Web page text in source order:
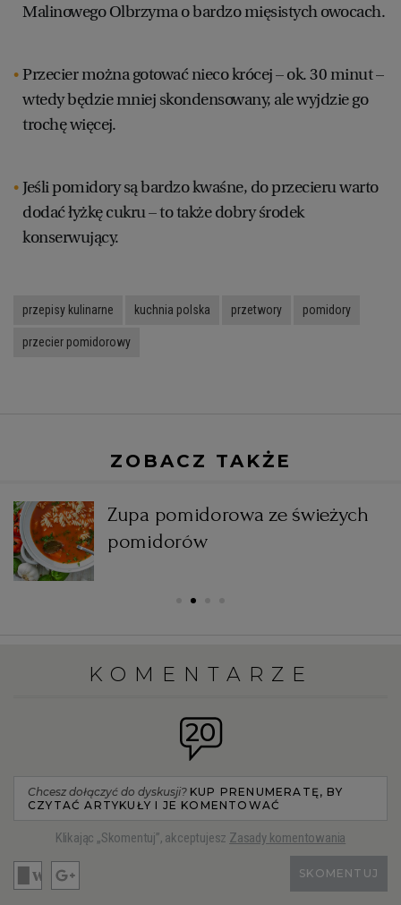
Malinowego Olbrzyma o bardzo mięsistych owocach.
Przecier można gotować nieco krócej – ok. 30 minut –
wtedy będzie mniej skondensowany, ale wyjdzie go
trochę więcej.
Jeśli pomidory są bardzo kwaśne, do przecieru warto
dodać łyżkę cukru – to także dobry środek
konserwujący.
przepisy kulinarne kuchnia polska przetwory pomidory
przecier pomidorowy
ZOBACZ TAKŻE
Zupa pomidorowa ze świeżych
pomidorów
KOMENTARZE
20
Chcesz dołączyć do dyskusji? KUP PRENUMERATĘ, BY
CZYTAĆ ARTYKUŁY I JE KOMENTOWAĆ
Klikając „Skomentuj”, akceptujesz Zasady komentowania
SKOMENTUJ